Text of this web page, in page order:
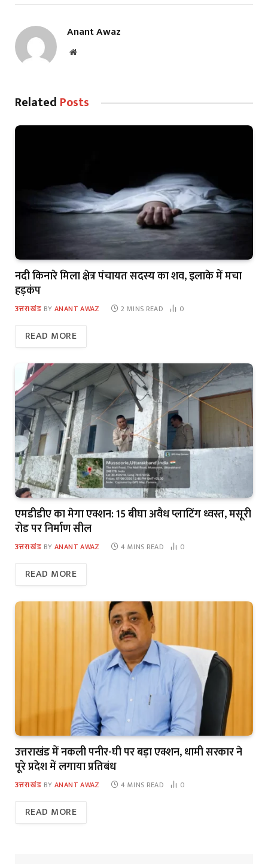
Anant Awaz
Website
Related Posts
नदी किनारे मिला क्षेत्र पंचायत सदस्य का शव, इलाके में मचा
हड़कंप
उत्तराखंड BY ANANT AWAZ 2 MINS READ 0
READ MORE
एमडीडीए का मेगा एक्शन: 15 बीघा अवैध प्लाटिंग ध्वस्त, मसूरी
रोड पर निर्माण सील
उत्तराखंड BY ANANT AWAZ 4 MINS READ 0
READ MORE
उत्तराखंड में नकली पनीर-घी पर बड़ा एक्शन, धामी सरकार ने
पूरे प्रदेश में लगाया प्रतिबंध
उत्तराखंड BY ANANT AWAZ 4 MINS READ 0
READ MORE